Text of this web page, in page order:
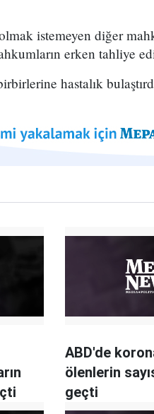
istemeyen diğer
erken tahliye
hastalık
ABD'de
ölenlerin
geçti